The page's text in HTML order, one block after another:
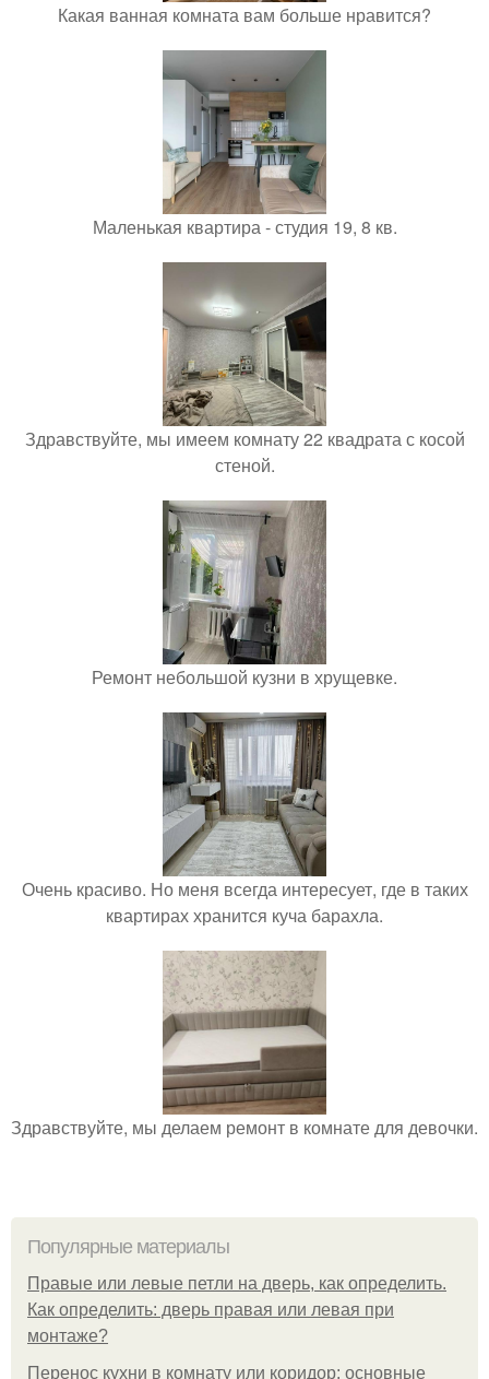
Какая ванная комната вам больше нравится?
Маленькая квартира - студия 19, 8 кв.
Здравствуйте, мы имеем комнату 22 квадрата с косой
стеной.
Ремонт небольшой кузни в хрущевке.
Очень красиво. Но меня всегда интересует, где в таких
квартирах хранится куча барахла.
Здравствуйте, мы делаем ремонт в комнате для девочки.
Популярные материалы
Правые или левые петли на дверь, как определить.
Как определить: дверь правая или левая при
монтаже?
Перенос кухни в комнату или коридор: основные